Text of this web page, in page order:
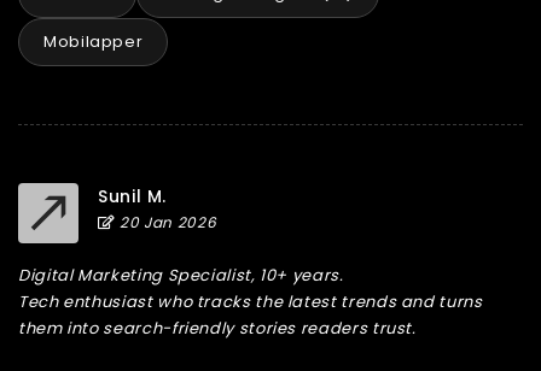
Mobilapper
Sunil M.
20 Jan 2026
Digital Marketing Specialist, 10+ years.
Tech enthusiast who tracks the latest trends and turns
them into search-friendly stories readers trust.